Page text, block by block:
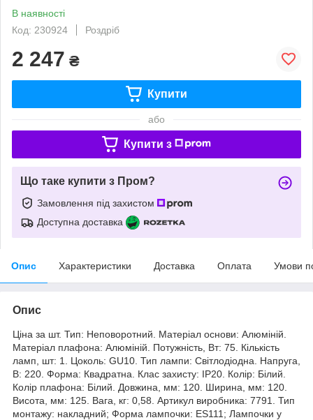
В наявності
Код: 230924
Роздріб
2 247 ₴
Купити
або
Купити з
Що таке купити з Пром?
Замовлення під захистом
Доступна доставка
Опис Характеристики Доставка Оплата Умови
Опис
Ціна за шт. Тип: Неповоротний. Матеріал основи: Алюміній.
Матеріал плафона: Алюміній. Потужність, Вт: 75. Кількість
ламп, шт: 1. Цоколь: GU10. Тип лампи: Світлодіодна. Напруга,
В: 220. Форма: Квадратна. Клас захисту: IP20. Колір: Білий.
Колір плафона: Білий. Довжина, мм: 120. Ширина, мм: 120.
Висота, мм: 125. Вага, кг: 0,58. Артикул виробника: 7791. Тип
монтажу: накладний; Форма лампочки: ES111; Лампочки у